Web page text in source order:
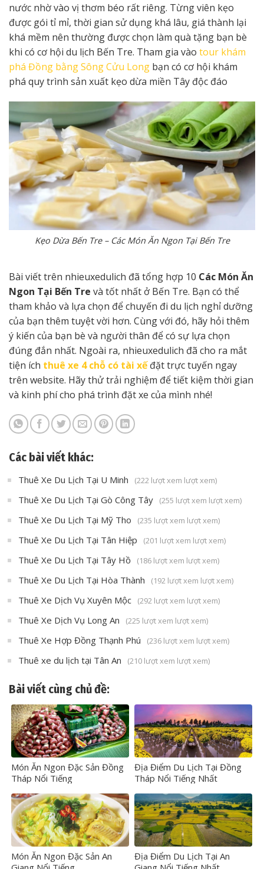
nước nhờ vào vị thơm béo rất riêng. Từng viên kẹo
được gói tỉ mỉ, thời gian sử dụng khá lâu, giá thành lại
khá mềm nên thường được chọn làm quà tặng bạn bè
khi có cơ hội du lịch Bến Tre. Tham gia vào tour khám
phá Đồng bằng Sông Cửu Long bạn có cơ hội khám
phá quy trình sản xuất kẹo dừa miền Tây độc đáo
Kẹo Dừa Bến Tre – Các Món Ăn Ngon Tại Bến Tre
Bài viết trên nhieuxedulich đã tổng hợp 10 Các Món Ăn
Ngon Tại Bến Tre và tốt nhất ở Bến Tre. Bạn có thể
tham khảo và lựa chọn để chuyến đi du lịch nghỉ dưỡng
của bạn thêm tuyệt vời hơn. Cùng với đó, hãy hỏi thêm
ý kiến của bạn bè và người thân để có sự lựa chọn
đúng đắn nhất. Ngoài ra, nhieuxedulich đã cho ra mắt
tiện ích thuê xe 4 chỗ có tài xếđặt trực tuyến ngay
trên website. Hãy thử trải nghiệm để tiết kiệm thời gian
và kinh phí cho phá trình đặt xe của mình nhé!
Các bài viết khác:
Thuê Xe Du Lịch Tại U Minh (222 lượt xem lượt xem)
Thuê Xe Du Lịch Tại Gò Công Tây (255 lượt xem lượt xem)
Thuê Xe Du Lịch Tại Mỹ Tho (235 lượt xem lượt xem)
Thuê Xe Du Lịch Tại Tân Hiệp (201 lượt xem lượt xem)
Thuê Xe Du Lịch Tại Tây Hồ (186 lượt xem lượt xem)
Thuê Xe Du Lịch Tại Hòa Thành (192 lượt xem lượt xem)
Thuê Xe Dịch Vụ Xuyên Mộc (292 lượt xem lượt xem)
Thuê Xe Dịch Vụ Long An (225 lượt xem lượt xem)
Thuê Xe Hợp Đồng Thạnh Phú (236 lượt xem lượt xem)
Thuê xe du lịch tại Tân An (210 lượt xem lượt xem)
Bài viết cùng chủ đề:
Món Ăn Ngon Đặc Sản Đồng
Tháp Nổi Tiếng
Địa Điểm Du Lịch Tại Đồng
Tháp Nổi Tiếng Nhất
Món Ăn Ngon Đặc Sản An
Địa Điểm Du Lịch Tại An